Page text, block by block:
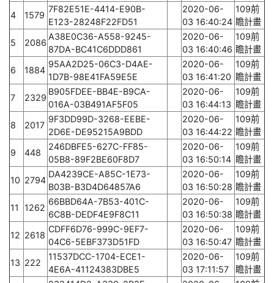
4
1579
7F82E51E-4414-E90B-
E123-28248F22FD51
2020-06-
03 16:40:24
109前
瞻計畫
5
2086
A38E0C36-A558-9245-
87DA-BC41C6DDD861
2020-06-
03 16:40:46
109前
瞻計畫
6
1884
95AA2D25-06C3-D4AE-
1D7B-98E41FA59E5E
2020-06-
03 16:41:20
109前
瞻計畫
7
2329
B905FDEE-BB4E-B9CA-
016A-03B491AF5F05
2020-06-
03 16:44:13
109前
瞻計畫
8
2017
9F3DD99D-3268-EEBE-
2D6E-DE95215A9BDD
2020-06-
03 16:44:22
109前
瞻計畫
9
448
246DBFE5-627C-FF85-
05B8-89F2BE60F8D7
2020-06-
03 16:50:14
109前
瞻計畫
10 2794
DA4239CE-A85C-1E73-
B03B-B3D4D64857A6
2020-06-
03 16:50:28
109前
瞻計畫
11
1262
66BBD64A-7B53-401C-
6C8B-DEDF4E9F8C11
2020-06-
03 16:50:38
109前
瞻計畫
12 2618
CDFF6D76-999C-9EF7-
04C6-5EBF373D51FD
2020-06-
03 16:50:47
109前
瞻計畫
13 222
11537DCC-1704-ECE1-
4E6A-41124383DBE5
2020-06-
03 17:11:57
109前
瞻計畫